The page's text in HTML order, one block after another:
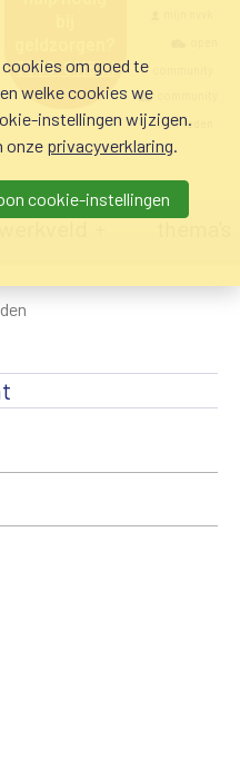
0800-8115.nl
nvvk-leden
om goed te
welke cookies we
instellingen wijzigen.
onze privacyverklaring.
cookie-instellingen